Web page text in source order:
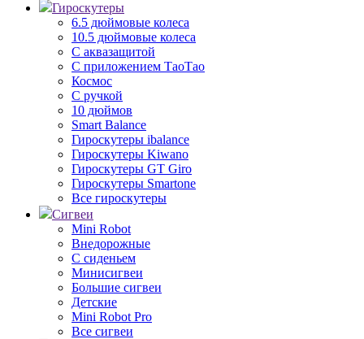
Гироскутеры
6.5 дюймовые колеса
10.5 дюймовые колеса
С аквазащитой
С приложением ТаоТао
Космос
С ручкой
10 дюймов
Smart Balance
Гироскутеры ibalance
Гироскутеры Kiwano
Гироскутеры GT Giro
Гироскутеры Smartone
Все гироскутеры
Сигвеи
Mini Robot
Внедорожные
С сиденьем
Минисигвеи
Большие сигвеи
Детские
Mini Robot Pro
Все сигвеи